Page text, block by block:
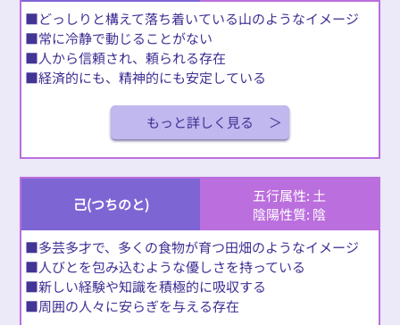
■どっしりと構えて落ち着いている山のようなイメージ
■常に冷静で動じることがない
■人から信頼され、頼られる存在
■経済的にも、精神的にも安定している
もっと詳しく見る
己(つちのと)
五行属性: 土
陰陽性質: 陰
■多芸多才で、多くの食物が育つ田畑のようなイメージ
■人びとを包み込むような優しさを持っている
■新しい経験や知識を積極的に吸収する
■周囲の人々に安らぎを与える存在